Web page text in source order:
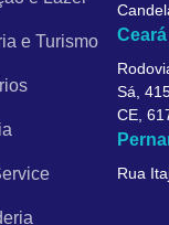
e Turismo Ceará
Sá,
CE,
Rua